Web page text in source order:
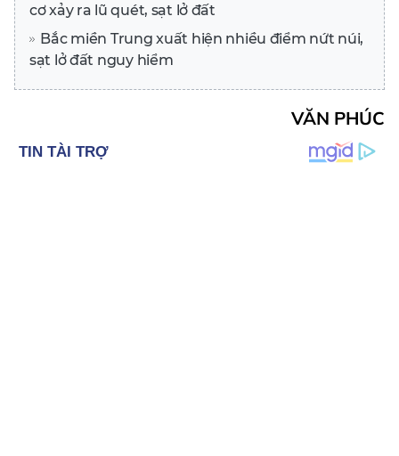
cơ xảy ra lũ quét, sạt lở đất
Bắc miền Trung xuất hiện nhiều điểm nứt núi,
sạt lở đất nguy hiểm
VĂN PHÚC